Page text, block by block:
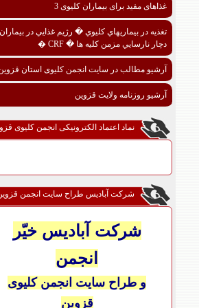
غذاهای مفید برای بیماران کلیوی 3
تغذيه در بيماريهاي کليوي � رژيم غذايي در بيماران
دچار نارسايي مزمن کليه ها � CRF �
آرشیو مطالب در سایت انجمن کلیوی استان
آرشیو روزنامه ولایت قزوین
نماد اعتماد الکترونیکی انجمن کلیوی
شرکت آبادیس طراح سایت انجمن
شرکت آبادیس خیّر
انجمن
و طراح سایت انجمن کلیوی
قزوین